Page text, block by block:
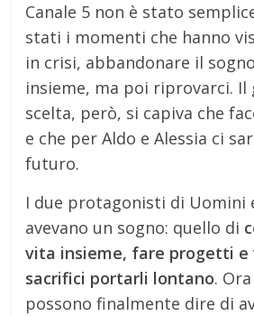
Canale 5 non è stato
stati i momenti che hanno
in crisi, abbandonare il
insieme, ma poi riprovarci. Il
scelta, però, si capiva che
e che per Aldo e Alessia ci
futuro.
I due protagonisti di Uomini
avevano un sogno: quello di
vita insieme, fare progetti e
sacrifici portarli lontano.
possono finalmente dire di